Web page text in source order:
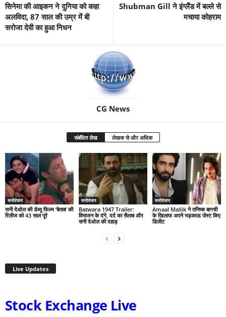
सिनेमा की आइकन ने दुनिया को कहा
अलविदा, 87 साल की उम्र में बी
सरोजा देवी का हुआ निधन
Shubman Gill ने इंग्‍लैंड में बल्‍ले से
मचाया कोहराम
CG News
संबंधित लेख लेखक से और अधिक
मनोरंजन
सनी देओल की डेब्यू फिल्म ‘बेताब’ की
रिलीज को 43 साल पूरे
मनोरंजन
Batwara 1947 Trailer:
विभाजन के दंगे, दर्द का सैलाब और
सनी देओल की दहाड़
मनोरंजन
Amaal Mallik ने तनिष्क बागची
के खिलाफ अपने भड़काऊ पोस्ट किए
डिलीट
Live Updates
Stock Exchange Live